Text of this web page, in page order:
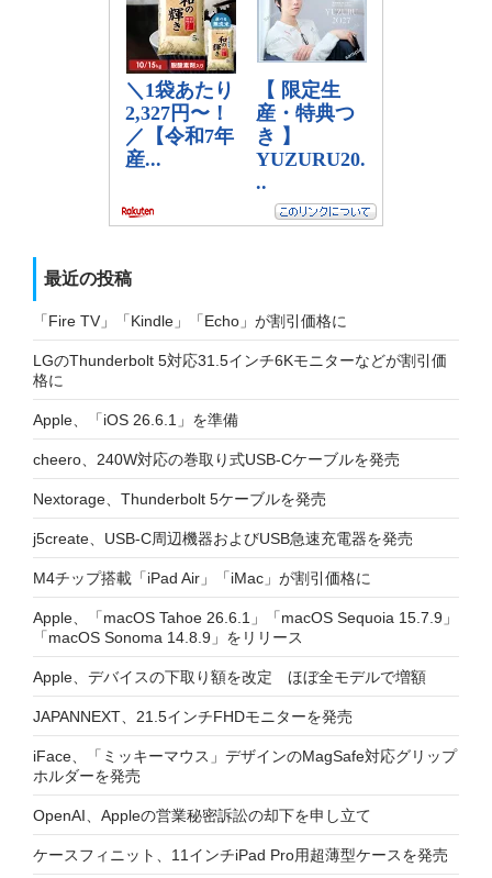
最近の投稿
「Fire TV」「Kindle」「Echo」が割引価格に
LGのThunderbolt 5対応31.5インチ6Kモニターなどが割引価
格に
Apple、「iOS 26.6.1」を準備
cheero、240W対応の巻取り式USB-Cケーブルを発売
Nextorage、Thunderbolt 5ケーブルを発売
j5create、USB-C周辺機器およびUSB急速充電器を発売
M4チップ搭載「iPad Air」「iMac」が割引価格に
Apple、「macOS Tahoe 26.6.1」「macOS Sequoia 15.7.9」
「macOS Sonoma 14.8.9」をリリース
Apple、デバイスの下取り額を改定 ほぼ全モデルで増額
JAPANNEXT、21.5インチFHDモニターを発売
iFace、「ミッキーマウス」デザインのMagSafe対応グリップ
ホルダーを発売
OpenAI、Appleの営業秘密訴訟の却下を申し立て
ケースフィニット、11インチiPad Pro用超薄型ケースを発売